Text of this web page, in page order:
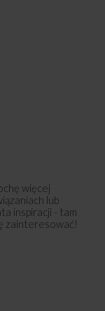
więcej
lub
inspiracji - tam
zainteresować!